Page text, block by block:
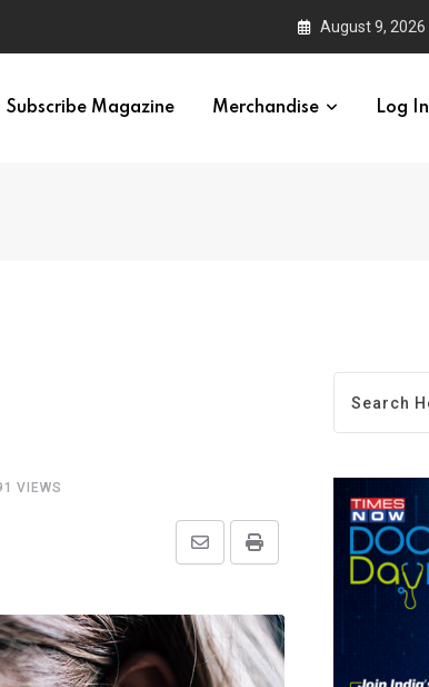
August 9, 2026
Subscribe Magazine Merchandise Log In
VIEWS
Print
Share
Email